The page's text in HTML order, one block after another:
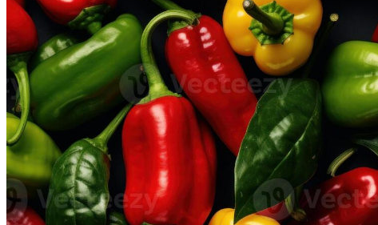
PSDs
SVGs
Modelli
Vettori
Videos
Motion graphics
Immagini Editoriali
Eventi Editoriali